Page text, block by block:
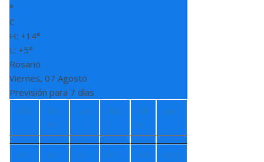
°
C
H: +14°
L: +5°
Rosario
Viernes, 07 Agosto
Previsión para 7 días
Sáb
Do
m
Lun
Ma
r
Mi
é
Jue
+1
+1
+1
+1
+9
+13